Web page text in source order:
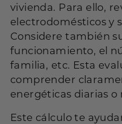
vivienda. Para ello,
electrodomésticos y
Considere también
funcionamiento, el
familia, etc. Esta
comprender
energéticas diarias o
Este cálculo te